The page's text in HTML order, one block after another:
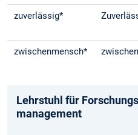
zuverlässig*
zwischenmensch*
Lehrstuhl für
management